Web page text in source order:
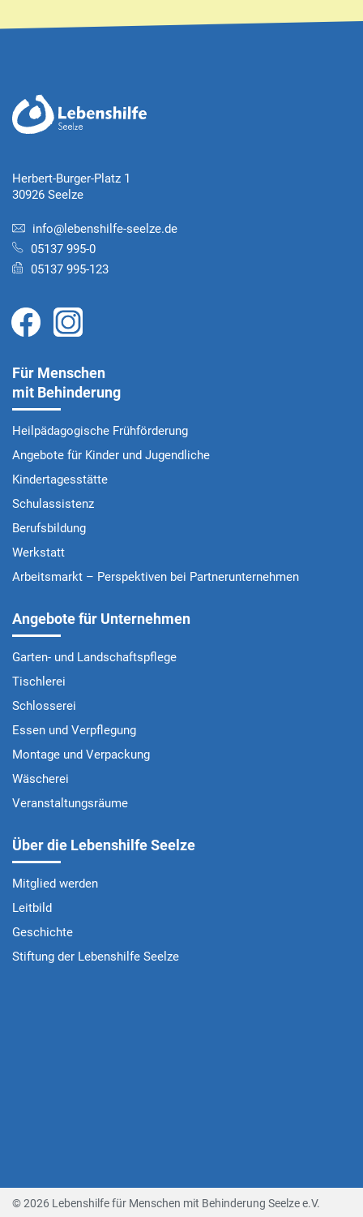
Herbert-Burger-Platz 1
30926 Seelze
info@lebenshilfe-seelze.de
05137 995-0
05137 995-123
Für Menschen
mit Behinderung
Heilpädagogische Frühförderung
Angebote für Kinder und Jugendliche
Kindertagesstätte
Schulassistenz
Berufsbildung
Werkstatt
Arbeitsmarkt – Perspektiven bei Partnerunternehmen
Angebote für Unternehmen
Garten- und Landschaftspflege
Tischlerei
Schlosserei
Essen und Verpflegung
Montage und Verpackung
Wäscherei
Veranstaltungsräume
Über die Lebenshilfe Seelze
Mitglied werden
Leitbild
Geschichte
Stiftung der Lebenshilfe Seelze
© 2026 Lebenshilfe für Menschen mit Behinderung Seelze e.V.